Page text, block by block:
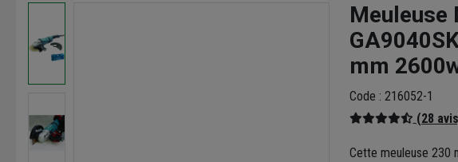
Meuleuse
mm
Code : 216052-1
(28
Cette meuleuse 230